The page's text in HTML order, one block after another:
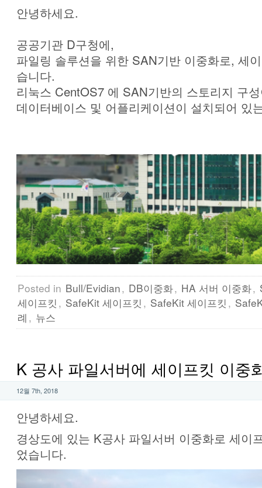
안녕하세요.
공공기관 D구청에,
파일링 솔루션을 위한 SAN기반 이중화로, 세
습니다.
리눅스 CentOS7 에 SAN기반의 스토리지 구
데이터베이스 및 어플리케이션이 설치되어 있
Posted in Bull/Evidian, DB이중화, HA 서버 이중화,
세이프킷 , SafeKit 세이프킷 , SafeKit 세이프킷 ,
례 , 뉴스
K 공사 파일서버에 세이프킷 이중
12월 7th, 2018
안녕하세요.
경상도에 있는 K공사 파일서버 이중화로 세이
었습니다.